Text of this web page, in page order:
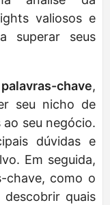
valiosos e
superar seus
palavras-chave,
seu nicho de
seu negócio.
dúvidas e
Em seguida,
chave, como o
descobrir quais